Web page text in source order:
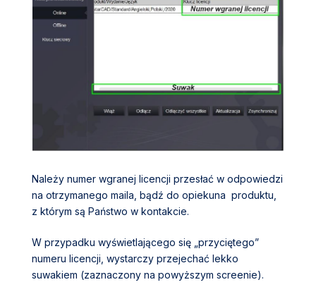
Należynumer wgranej licencjiprzesłać w odpowiedzi
na otrzymanego maila, bądź do opiekuna produktu,
z którym są Państwo w kontakcie.
W przypadku wyświetlającego się „przyciętego”
numeru licencji , wystarczyprzejechać lekko
suwakiem (zaznaczony na powyższym screenie).